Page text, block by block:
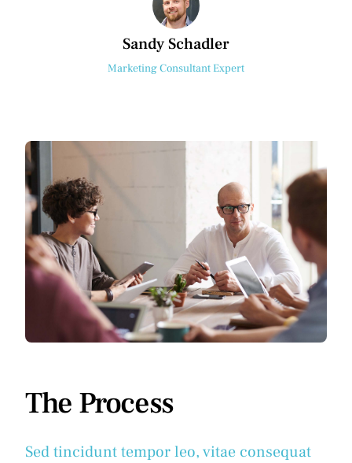
Sandy Schadler
Marketing Consultant Expert
The Process
Sed tincidunt tempor leo, vitae consequat